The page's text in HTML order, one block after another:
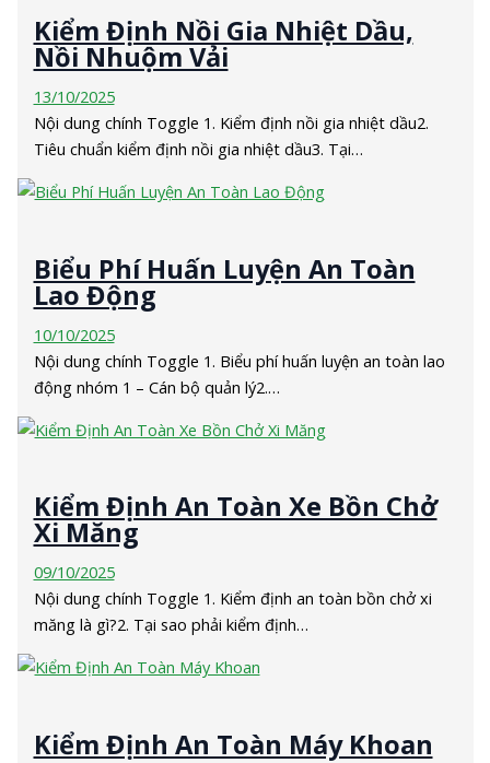
Kiểm Định Nồi Gia Nhiệt Dầu,
Nồi Nhuộm Vải
13/10/2025
Nội dung chính Toggle 1. Kiểm định nồi gia nhiệt dầu2.
Tiêu chuẩn kiểm định nồi gia nhiệt dầu3. Tại…
Biểu Phí Huấn Luyện An Toàn
Lao Động
10/10/2025
Nội dung chính Toggle 1. Biểu phí huấn luyện an toàn lao
động nhóm 1 – Cán bộ quản lý2.…
Kiểm Định An Toàn Xe Bồn Chở
Xi Măng
09/10/2025
Nội dung chính Toggle 1. Kiểm định an toàn bồn chở xi
măng là gì?2. Tại sao phải kiểm định…
Kiểm Định An Toàn Máy Khoan